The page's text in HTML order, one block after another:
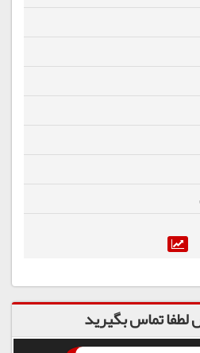
تماس بگیرید